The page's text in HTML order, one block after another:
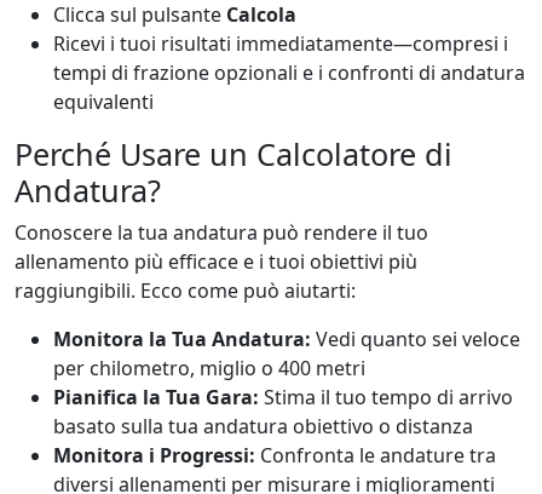
Clicca sul pulsante Calcola
Ricevi i tuoi risultati immediatamente—compresi i
tempi di frazione opzionali e i confronti di andatura
equivalenti
Perché Usare un Calcolatore di
Andatura?
Conoscere la tua andatura può rendere il tuo
allenamento più efficace e i tuoi obiettivi più
raggiungibili. Ecco come può aiutarti:
Monitora la Tua Andatura: Vedi quanto sei veloce
per chilometro, miglio o 400 metri
Pianifica la Tua Gara: Stima il tuo tempo di arrivo
basato sulla tua andatura obiettivo o distanza
Monitora i Progressi: Confronta le andature tra
diversi allenamenti per misurare i miglioramenti